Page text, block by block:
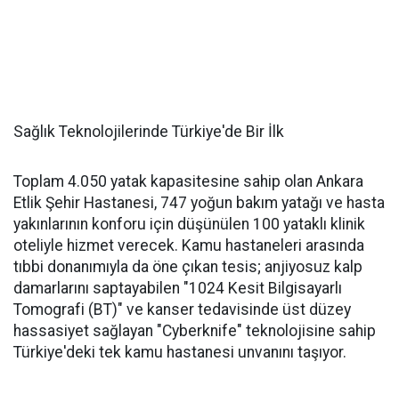
Sağlık Teknolojilerinde Türkiye'de Bir İlk
Toplam 4.050 yatak kapasitesine sahip olan Ankara
Etlik Şehir Hastanesi, 747 yoğun bakım yatağı ve hasta
yakınlarının konforu için düşünülen 100 yataklı klinik
oteliyle hizmet verecek. Kamu hastaneleri arasında
tıbbi donanımıyla da öne çıkan tesis; anjiyosuz kalp
damarlarını saptayabilen "1024 Kesit Bilgisayarlı
Tomografi (BT)" ve kanser tedavisinde üst düzey
hassasiyet sağlayan "Cyberknife" teknolojisine sahip
Türkiye'deki tek kamu hastanesi unvanını taşıyor.